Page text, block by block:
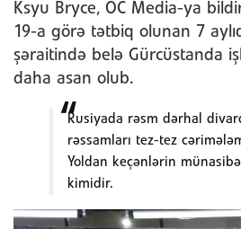
Ksyu Bryce, OC Media-ya
19-a görə tətbiq olunan 7
şəraitində belə Gürcüstanda
daha asan olub.
Rusiyada rəsm dərhal
rəssamları tez-tez
Yoldan keçənlərin
kimidir.